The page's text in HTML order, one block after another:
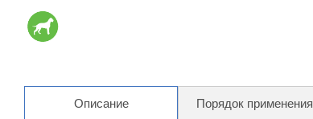
Описание Порядок применения